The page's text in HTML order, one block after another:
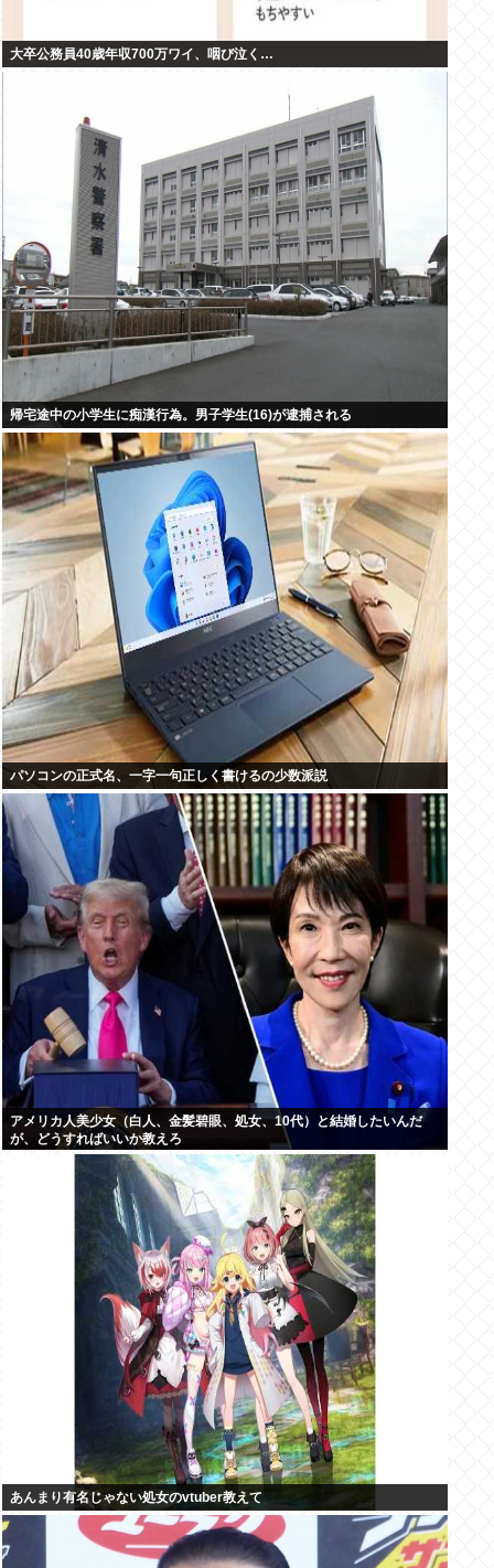
大卒公務員40歳年収700万ワイ、咽び泣く…
帰宅途中の小学生に痴漢行為。男子学生(16)が逮捕される
パソコンの正式名、一字一句正しく書けるの少数派説
アメリカ人美少女（白人、金髪碧眼、処女、10代）と結婚したいんだ
が、どうすればいいか教えろ
あんまり有名じゃない処女のvtuber教えて